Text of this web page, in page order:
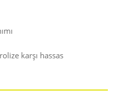
karşı hassas